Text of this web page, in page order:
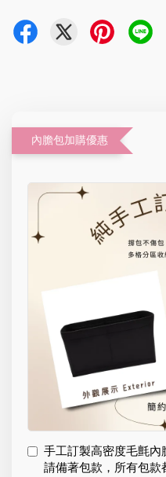
內膽包加購優惠
手工訂製高密度毛氈
請備著包款，所有包款